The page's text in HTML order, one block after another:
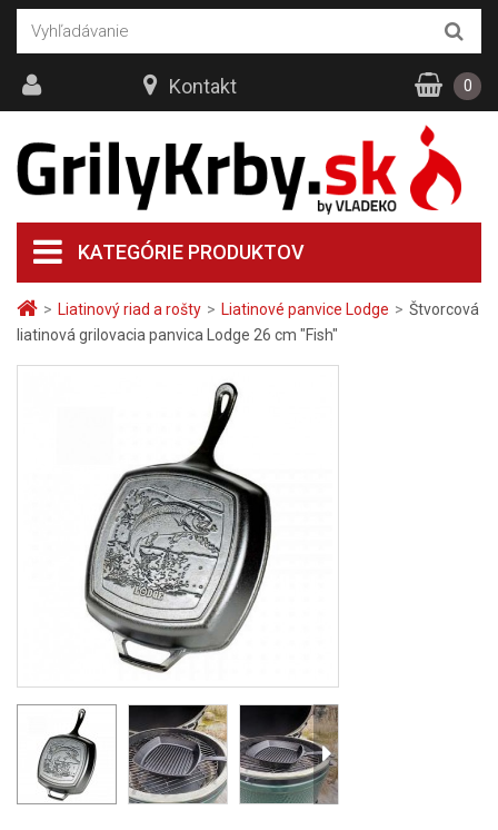
> Liatinový riad a rošty > Liatinové panvice Lodge > Štvorcová
liatinová grilovacia panvica Lodge 26 cm "Fish"
KATEGÓRIE PRODUKTOV
Kontakt 0